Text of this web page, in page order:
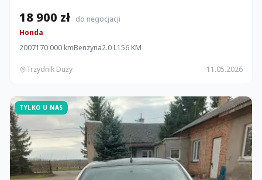
18 900 zł do negocjacji
Honda
2007170 000 kmBenzyna2.0 L156 KM
Trzydnik Duży 11.05.2026
TYLKO U NAS